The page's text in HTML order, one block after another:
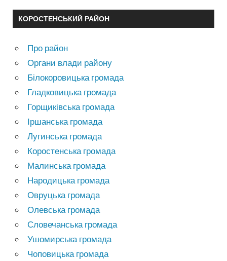
КОРОСТЕНСЬКИЙ РАЙОН
Про район
Органи влади району
Білокоровицька громада
Гладковицька громада
Горщиківська громада
Іршанська громада
Лугинська громада
Коростенська громада
Малинська громада
Народицька громада
Овруцька громада
Олевська громада
Словечанська громада
Ушомирська громада
Чоповицька громада